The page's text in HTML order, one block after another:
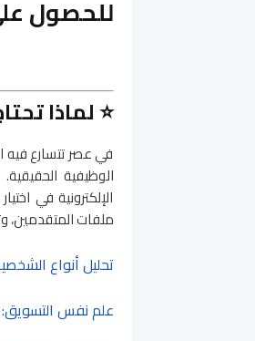
للحصول
⭐لماذا
في عصر تتسارع فيه
الوظيفية
الإلكترونية في
ملفات المتقدمين،
تحليل أنواع
علم نفس